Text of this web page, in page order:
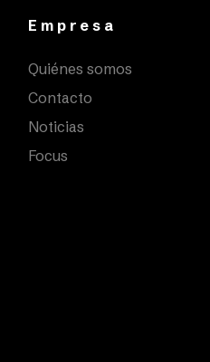
Empresa
Quiénes somos
Contacto
Noticias
Focus